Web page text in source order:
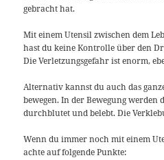
gebracht hat.
Mit einem Utensil zwischen dem
hast du keine Kontrolle über den
Die Verletzungsgefahr ist enorm,
Alternativ kannst du auch das
bewegen. In der Bewegung werden
durchblutet und belebt. Die
Wenn du immer noch mit einem
achte auf folgende Punkte: